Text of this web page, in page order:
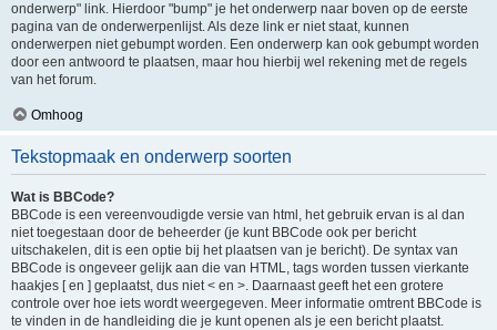
onderwerp" link. Hierdoor "bump" je het onderwerp naar boven op de eerste
pagina van de onderwerpenlijst. Als deze link er niet staat, kunnen
onderwerpen niet gebumpt worden. Een onderwerp kan ook gebumpt worden
door een antwoord te plaatsen, maar hou hierbij wel rekening met de regels
van het forum.
Omhoog
Tekstopmaak en onderwerp soorten
Wat is BBCode?
BBCode is een vereenvoudigde versie van html, het gebruik ervan is al dan
niet toegestaan door de beheerder (je kunt BBCode ook per bericht
uitschakelen, dit is een optie bij het plaatsen van je bericht). De syntax van
BBCode is ongeveer gelijk aan die van HTML, tags worden tussen vierkante
haakjes [ en ] geplaatst, dus niet < en >. Daarnaast geeft het een grotere
controle over hoe iets wordt weergegeven. Meer informatie omtrent BBCode is
te vinden in de handleiding die je kunt openen als je een bericht plaatst.